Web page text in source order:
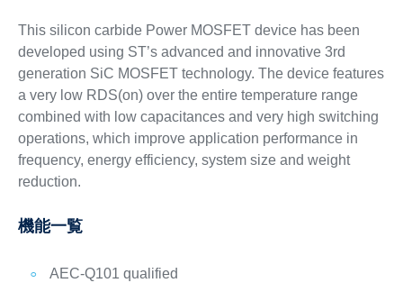
This silicon carbide Power MOSFET device has been
developed using ST’s advanced and innovative 3rd
generation SiC MOSFET technology. The device features
a very low RDS(on) over the entire temperature range
combined with low capacitances and very high switching
operations, which improve application performance in
frequency, energy efficiency, system size and weight
reduction.
機能一覧
AEC-Q101 qualified